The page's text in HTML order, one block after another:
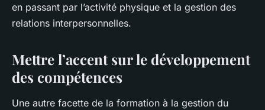
en passant par l’activité physique et la gestion des
relations interpersonnelles.
Mettre l’accent sur le développement
des compétences
Une autre facette de la formation à la gestion du